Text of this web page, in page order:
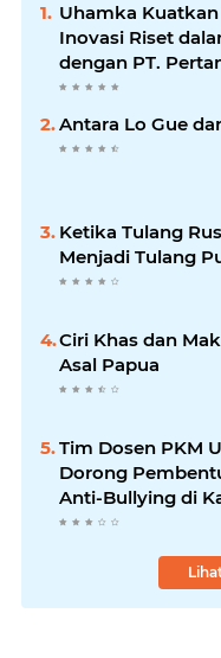
Uhamka
Inovasi Riset
dengan PT.
Antara Lo Gue
Ketika Tulang
Menjadi Tulang
Ciri Khas dan
Asal Papua
Tim Dosen PKM
Dorong
Anti-Bullying di
Remaja